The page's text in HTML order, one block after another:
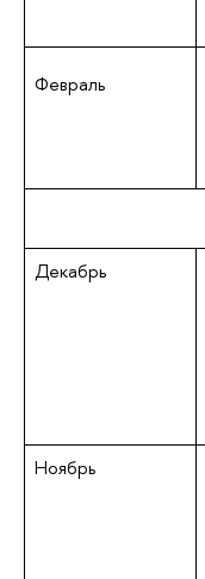
Февраль
Декабрь
Ноябрь